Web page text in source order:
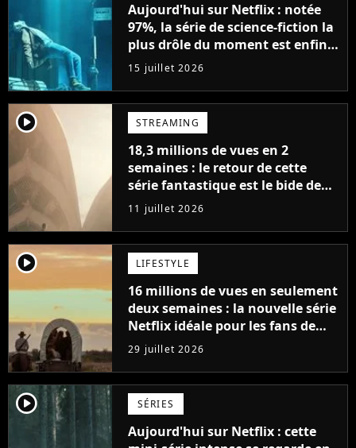
Aujourd'hui sur Netflix : notée
97%, la série de science-fiction la
plus drôle du moment est enfin
de retour avec 8 nouveaux
épisodes
15 juillet 2026
player2 STREAMING
18,3 millions de vues en 2
semaines : le retour de cette
série fantastique est le bide de
l'année sur Netflix
11 juillet 2026
player2 LIFESTYLE
16 millions de vues en seulement
deux semaines : la nouvelle série
Netflix idéale pour les fans de
Yellowstone
29 juillet 2026
player2 SÉRIES
Aujourd'hui sur Netflix : cette